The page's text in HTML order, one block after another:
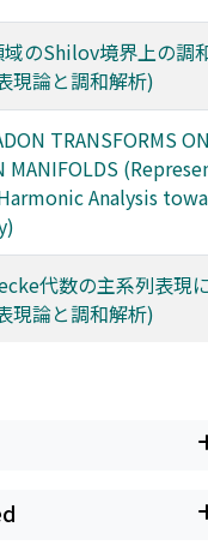
のShilov境界上の調
現論と調和解析)
TRANSFORMS
MANIFOLDS
Analysis
代数の主系列表現
現論と調和解析)